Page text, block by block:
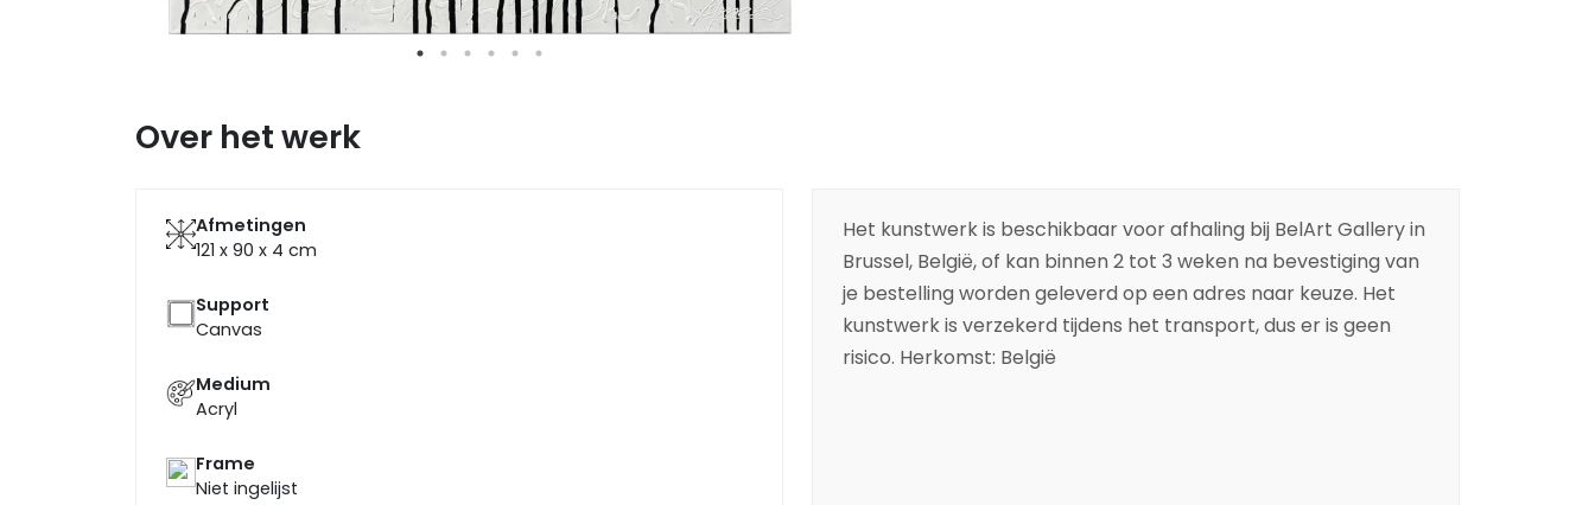
Over het werk
Afmetingen
121 x 90 x 4 cm
Support
Canvas
Medium
Acryl
Frame
Niet ingelijst
Het kunstwerk is beschikbaar voor afhaling bij BelArt Gallery in
Brussel, België, of kan binnen 2 tot 3 weken na bevestiging van
je bestelling worden geleverd op een adres naar keuze. Het
kunstwerk is verzekerd tijdens het transport, dus er is geen
risico. Herkomst: België